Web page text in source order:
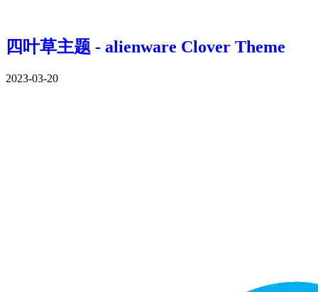
四叶草主题 - alienware Clover Theme
2023-03-20